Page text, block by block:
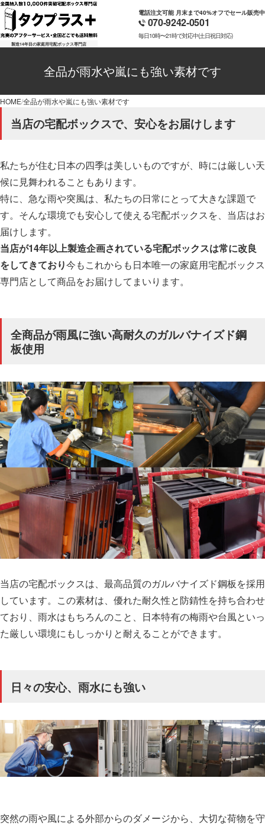
製造14年目の家庭用宅配ボックス専門店
電話注文可能 月末まで40%オフでセール販売中
070-9242-0501
毎日10時〜21時で対応中(土日祝日対応)
全品が雨水や嵐にも強い素材です
HOME全品が雨水や嵐にも強い素材です
当店の宅配ボックスで、安心をお届けします
私たちが住む日本の四季は美しいものですが、時には厳しい天
候に見舞われることもあります。
特に、急な雨や突風は、私たちの日常にとって大きな課題で
す。そんな環境でも安心して使える宅配ボックスを、当店はお
届けします。
当店が14年以上製造企画されている宅配ボックスは常に改良
をしてきており今もこれからも日本唯一の家庭用宅配ボックス
専門店として商品をお届けしてまいります。
全商品が雨風に強い高耐久のガルバナイズド鋼
板使用
当店の宅配ボックスは、最高品質のガルバナイズド鋼板を採用
しています。この素材は、優れた耐久性と防錆性を持ち合わせ
ており、雨水はもちろんのこと、日本特有の梅雨や台風といっ
た厳しい環境にもしっかりと耐えることができます。
日々の安心、雨水にも強い
突然の雨や風による外部からのダメージから、大切な荷物を守